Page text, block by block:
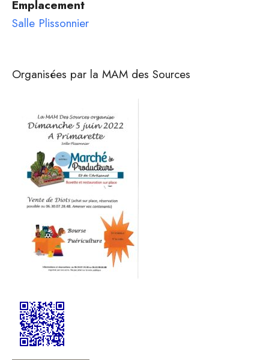
Emplacement
Salle Plissonnier
Organisées par la MAM des Sources